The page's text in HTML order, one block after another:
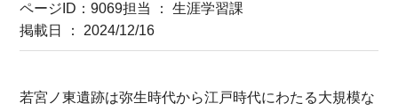
ページID：9069担当 ： 生涯学習課
掲載日 ： 2024/12/16
若宮ノ東遺跡は弥生時代から江戸時代にわたる大規模な